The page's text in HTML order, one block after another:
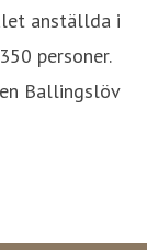
anställda i
personer.
Ballingslöv